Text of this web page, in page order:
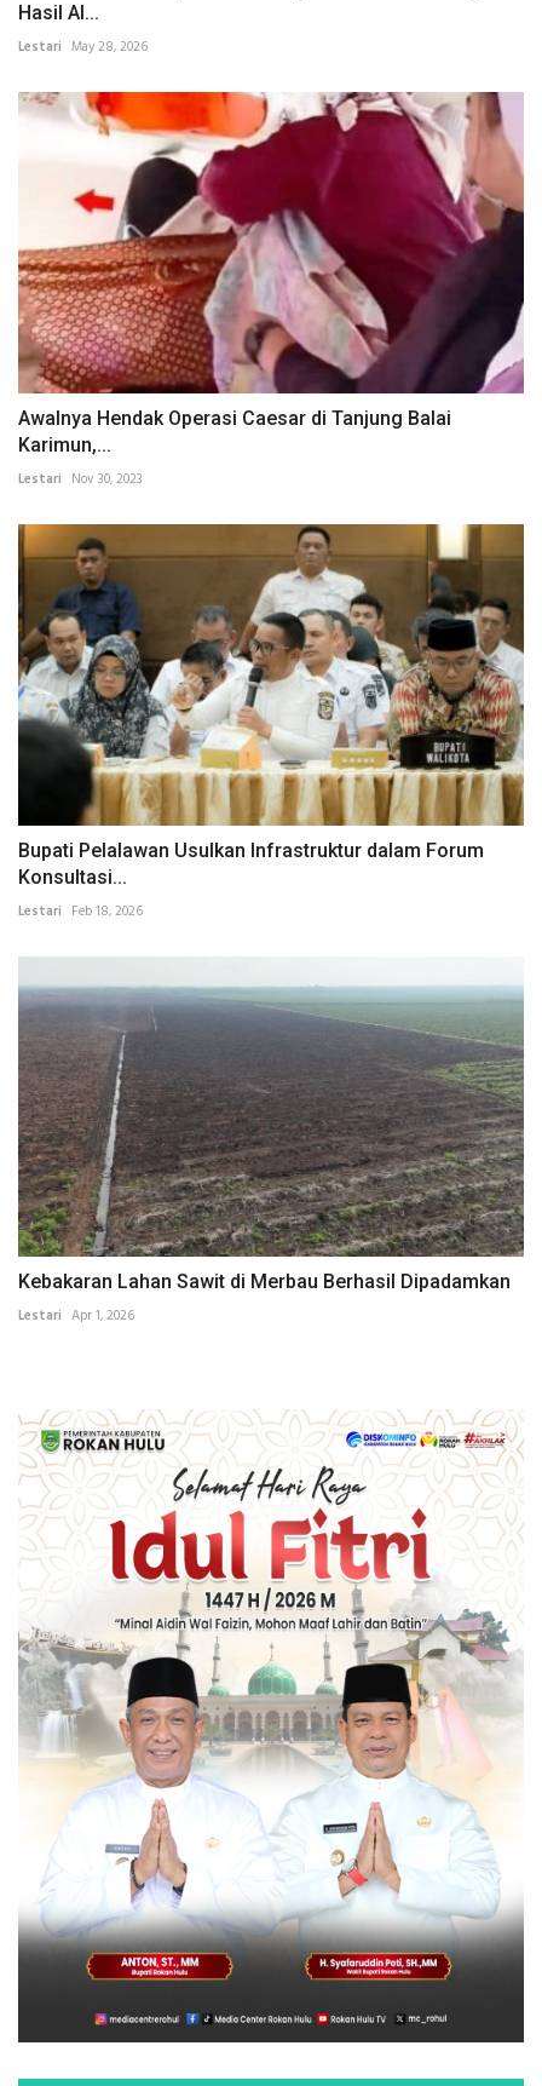
Hasil AI...
Lestari May 28, 2026
Awalnya Hendak Operasi Caesar di Tanjung Balai
Karimun,...
Lestari Nov 30, 2023
Bupati Pelalawan Usulkan Infrastruktur dalam Forum
Konsultasi...
Lestari Feb 18, 2026
Kebakaran Lahan Sawit di Merbau Berhasil Dipadamkan
Lestari Apr 1, 2026